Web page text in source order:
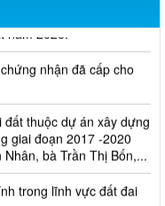
2026.
nhận đã cấp cho
thuộc dự án xây dựng
giai đoạn 2017 -2020
bà Trần Thị Bốn,...
trong lĩnh vực đất đai